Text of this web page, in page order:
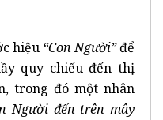
hiệu “Con Người”để
quy chiếu đến thị
trong đó một nhân
Người đến trên mây